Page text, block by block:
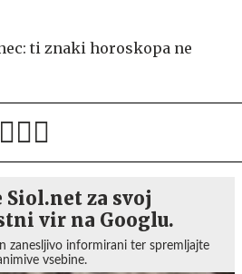
ti znaki horoskopa ne
za svoj
vir na Googlu.
zanesljivo informirani ter spremljajte
vsebine.